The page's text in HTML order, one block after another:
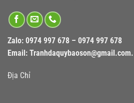
Zalo: 0974 997 678 – 0974 997 678
Email: Tranhdaquybaoson@gmail.com.
Địa Chỉ